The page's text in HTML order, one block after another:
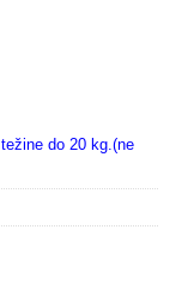
do 20 kg.(ne